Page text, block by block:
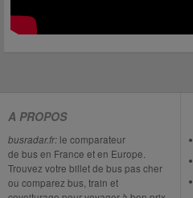
A PROPOS
busradar.fr: le comparateur
de bus en France et en Europe.
Trouvez votre billet de bus pas cher
ou comparez bus, train et